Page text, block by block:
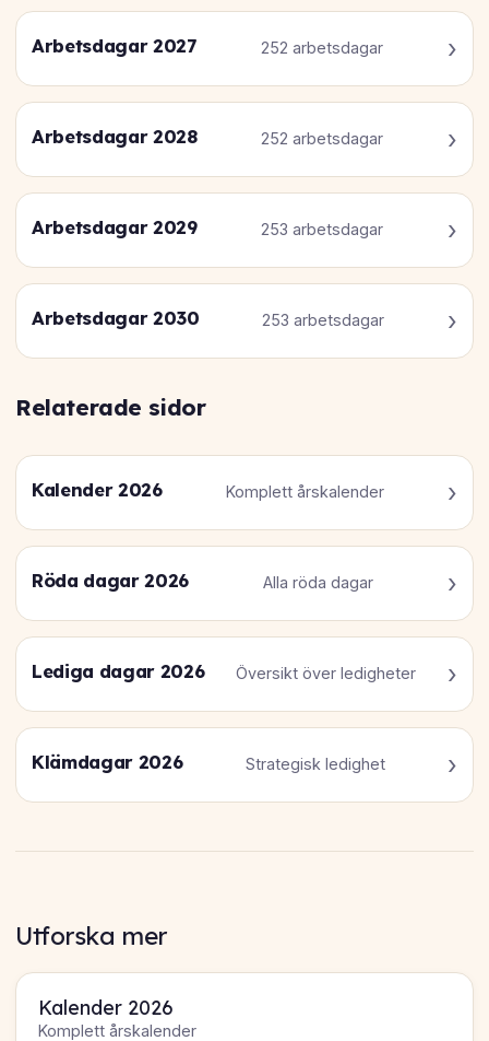
Arbetsdagar 2027 252 arbetsdagar
Arbetsdagar 2028 252 arbetsdagar
Arbetsdagar 2029 253 arbetsdagar
Arbetsdagar 2030 253 arbetsdagar
Relaterade sidor
Kalender 2026 Komplett årskalender
Röda dagar 2026 Alla röda dagar
Lediga dagar 2026 Översikt över ledigheter
Klämdagar 2026 Strategisk ledighet
Utforska mer
Kalender 2026
Komplett årskalender